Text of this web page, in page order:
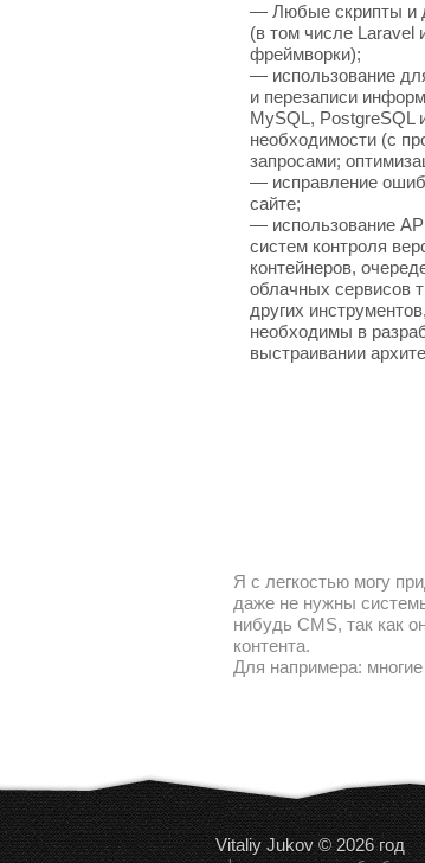
— Любые скрипты и
(в том числе Laravel
фреймворки);
— использование
и перезаписи
MySQL, PostgreSQL
необходимости (с
запросами;
— исправление
сайте;
— использование
систем контроля
контейнеров,
облачных сервисов
других
необходимы в
выстраивании
Я с легкостью могу
даже не нужны
нибудь CMS, так как
контента.
Для напримера:
Vitaliy Jukov © 2026 год